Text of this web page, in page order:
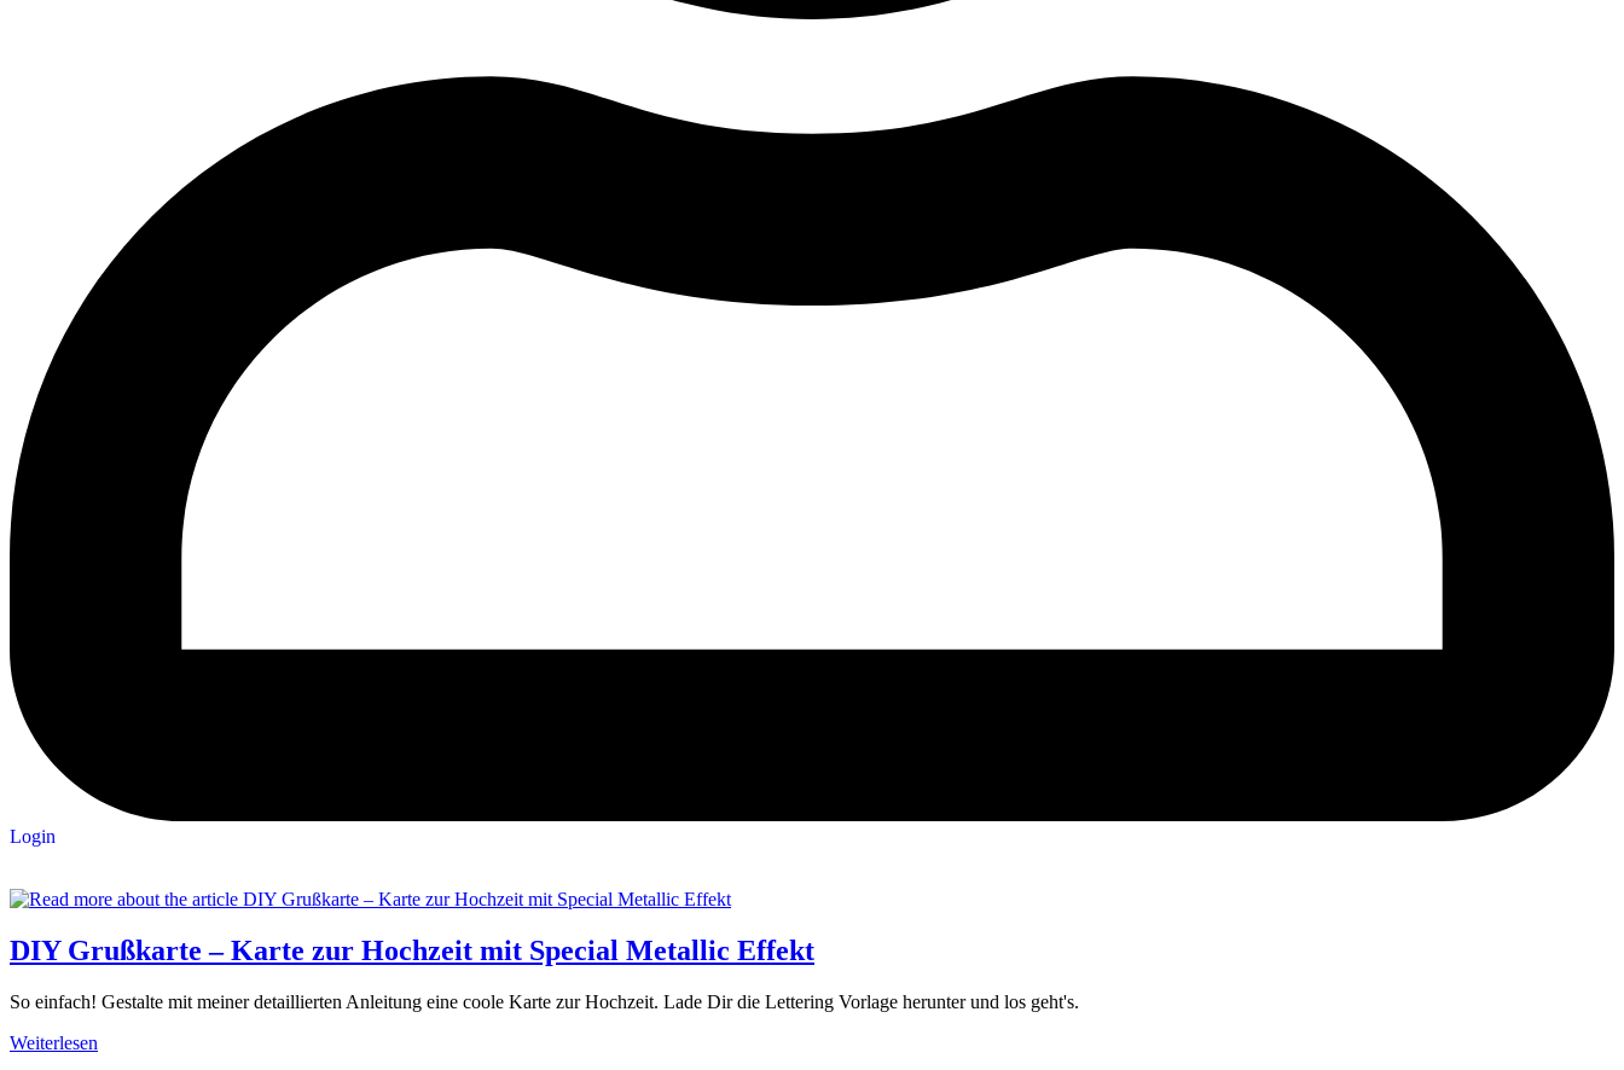
Login
DIY Grußkarte – Karte zur Hochzeit mit Special Metallic Effekt
So einfach! Gestalte mit meiner detaillierten Anleitung eine coole Karte zur Hochzeit. Lade Dir die Lettering Vorlage herunter und los geht's.
Weiterlesen